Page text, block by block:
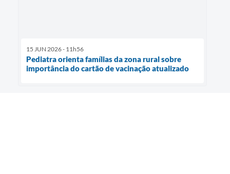
15 JUN 2026 - 11h56
Pediatra orienta famílias da zona rural sobre
importância do cartão de vacinação atualizado